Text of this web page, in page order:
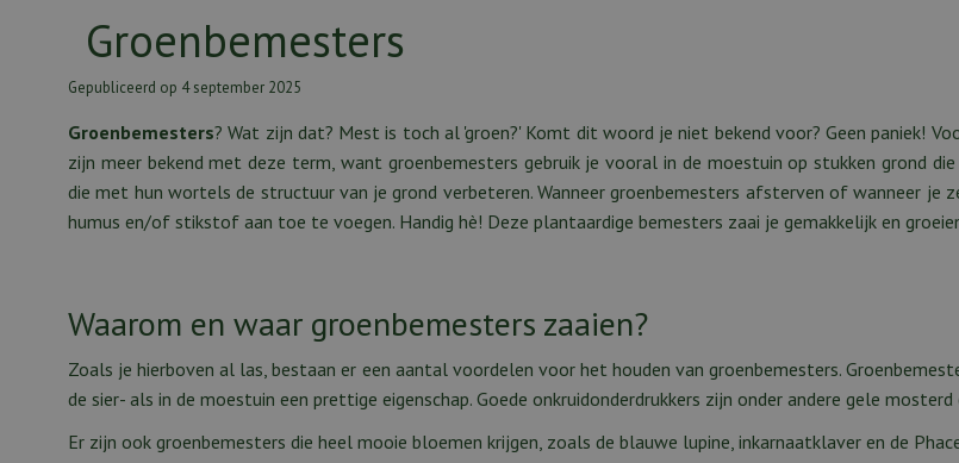
Groenbemesters
Gepubliceerd op 4 september 2025
Groenbemesters? Wat zijn dat? Mest is toch al 'groen?' Komt dit woord je niet bekend voor? Geen paniek!
zijn meer bekend met deze term, want groenbemesters gebruik je vooral in de moestuin op stukken grond
die met hun wortels de structuur van je grond verbeteren. Wanneer groenbemesters afsterven of wanneer
humus en/of stikstof aan toe te voegen. Handig hè! Deze plantaardige bemesters zaai je gemakkelijk en
Waarom en waar groenbemesters zaaien?
Zoals je hierboven al las, bestaan er een aantal voordelen voor het houden van groenbemesters.
de sier- als in de moestuin een prettige eigenschap. Goede onkruidonderdrukkers zijn onder andere gele mosterd
Er zijn ook groenbemesters die heel mooie bloemen krijgen, zoals de blauwe lupine, inkarnaatklaver en de